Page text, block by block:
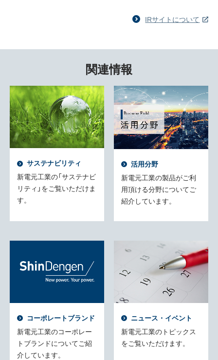
IRサイトについて
関連情報
サステナビリティ
新電元工業の「サステナビ
リティ」をご覧いただけま
す。
活用分野
新電元工業の製品がご利
用頂ける分野についてご
紹介しています。
コーポレートブランド
新電元工業のコーポレー
トブランドについてご紹
介しています。
ニュース・イベント
新電元工業のトピックス
をご覧いただけます。